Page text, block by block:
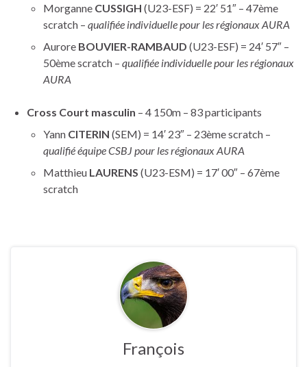
Morganne CUSSIGH (U23-ESF) = 22′ 51″ – 47ème
scratch – qualifiée individuelle pour les régionaux AURA
Aurore BOUVIER-RAMBAUD (U23-ESF) = 24′ 57″ –
50ème scratch – qualifiée individuelle pour les régionaux
AURA
Cross Court masculin – 4 150m – 83 participants
Yann CITERIN (SEM) = 14′ 23″ – 23ème scratch –
qualifié équipe CSBJ pour les régionaux AURA
Matthieu LAURENS (U23-ESM) = 17′ 00″ – 67ème
scratch
François